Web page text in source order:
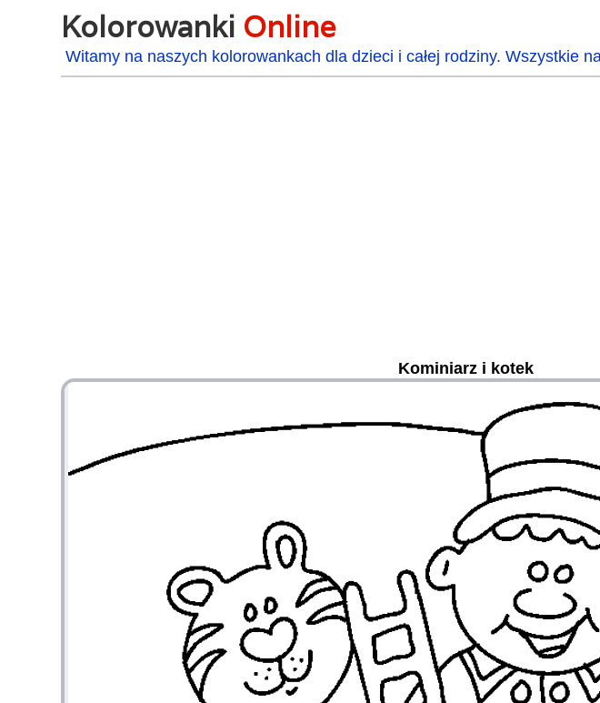
Kolorowanki Online
Witamy na naszych kolorowankach dla dzieci i całej rodziny. Wszystkie
Kominiarz i kotek